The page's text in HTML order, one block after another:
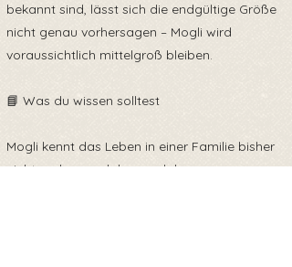
bekannt sind, lässt sich die endgültige Größe
nicht genau vorhersagen – Mogli wird
voraussichtlich mittelgroß bleiben.
📘 Was du wissen solltest
Mogli kennt das Leben in einer Familie bisher
nicht und muss daher noch lernen: